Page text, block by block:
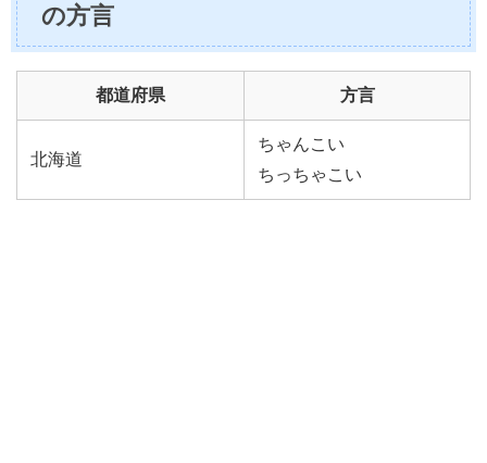
の方言
都道府県 方言
北海道
ちゃんこい
ちっちゃこい